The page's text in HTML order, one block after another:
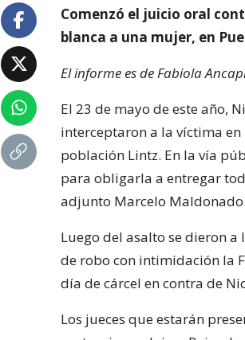
Comenzó el juicio oral
blanca a una mujer, en
El informe es de Fabiola
El 23 de mayo de este año,
interceptaron a la víctima en
población Lintz. En la vía
para obligarla a entregar
adjunto Marcelo Maldonado.
Luego del asalto se dieron
de robo con intimidación la
día de cárcel en contra de
Los jueces que estarán